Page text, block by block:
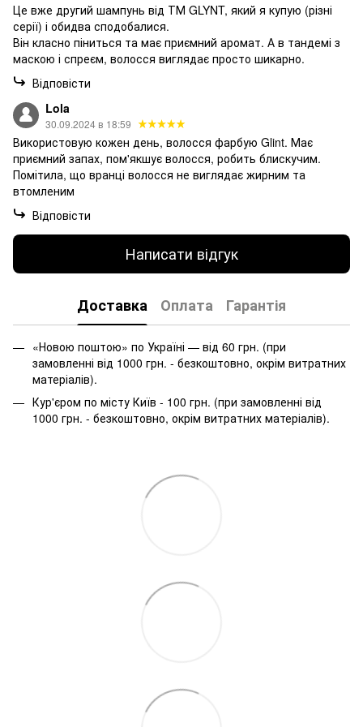
Це вже другий шампунь від ТМ GLYNT, який я купую (різні
серії) і обидва сподобалися.
Він класно піниться та має приємний аромат. А в тандемі з
маскою і спреєм, волосся виглядає просто шикарно.
Відповісти
Lola
30.09.2024 в 18:59
Використовую кожен день, волосся фарбую Glint. Має
приємний запах, пом'якшує волосся, робить блискучим.
Помітила, що вранці волосся не виглядає жирним та
втомленим
Відповісти
Написати відгук
Доставка Оплата Гарантія
«Новою поштою» по Україні — від 60 грн. (при
замовленні від 1000 грн. - безкоштовно, окрім витратних
матеріалів).
Кур'єром по місту Київ - 100 грн. (при замовленні від
1000 грн. - безкоштовно, окрім витратних матеріалів).